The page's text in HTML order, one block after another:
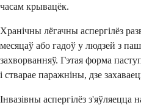
часам крывацёк.
Хранічны лёгачны аспергілёз
месяцаў або гадоў у людзей з
захворванняў. Гэтая форма
і стварае паражніны, дзе
Інвазівны аспергілёз